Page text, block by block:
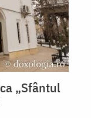
„Sfântul